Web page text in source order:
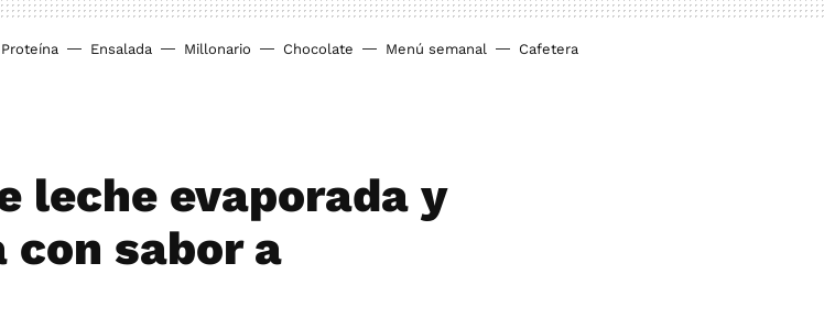
Proteína Ensalada Millonario Chocolate Menú semanal Cafetera
leche evaporada y
con sabor a